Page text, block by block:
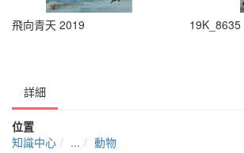
飛向青天 2019 19K_8635
詳細
位置
知識中心
...
動物